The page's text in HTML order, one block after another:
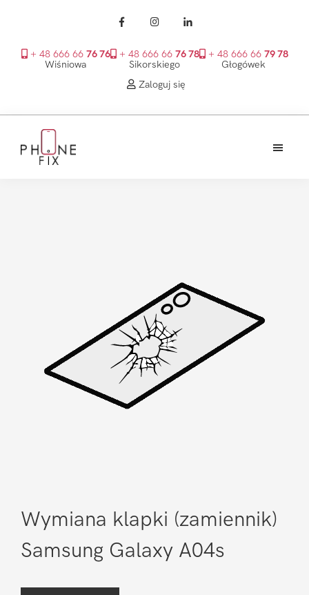
+ 48 666 66 76 76
Wiśniowa
+ 48 666 66 76 78
Sikorskiego
+ 48 666 66 79 78
Głogówek
Zaloguj się
głównego
Wymiana klapki (zamiennik)
Samsung Galaxy A04s